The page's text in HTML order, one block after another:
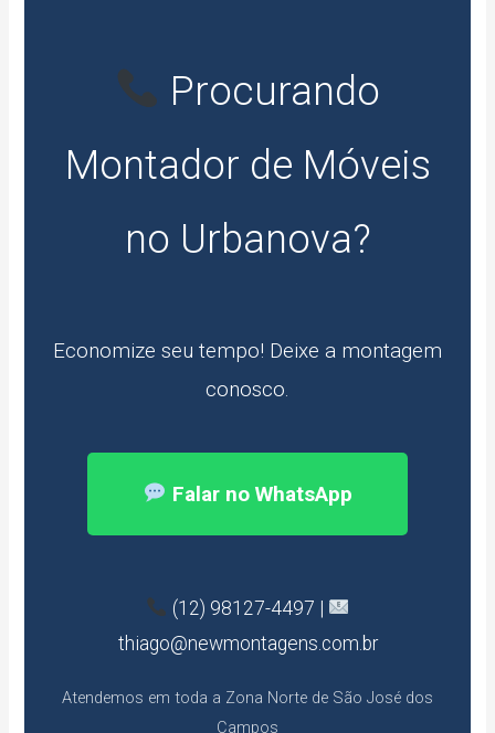
Procurando
Montador de Móveis
no Urbanova?
Economize seu tempo! Deixe a montagem
conosco.
Falar no WhatsApp
(12) 98127-4497 |
thiago@newmontagens.com.br
Atendemos em toda a Zona Norte de São José dos
Campos